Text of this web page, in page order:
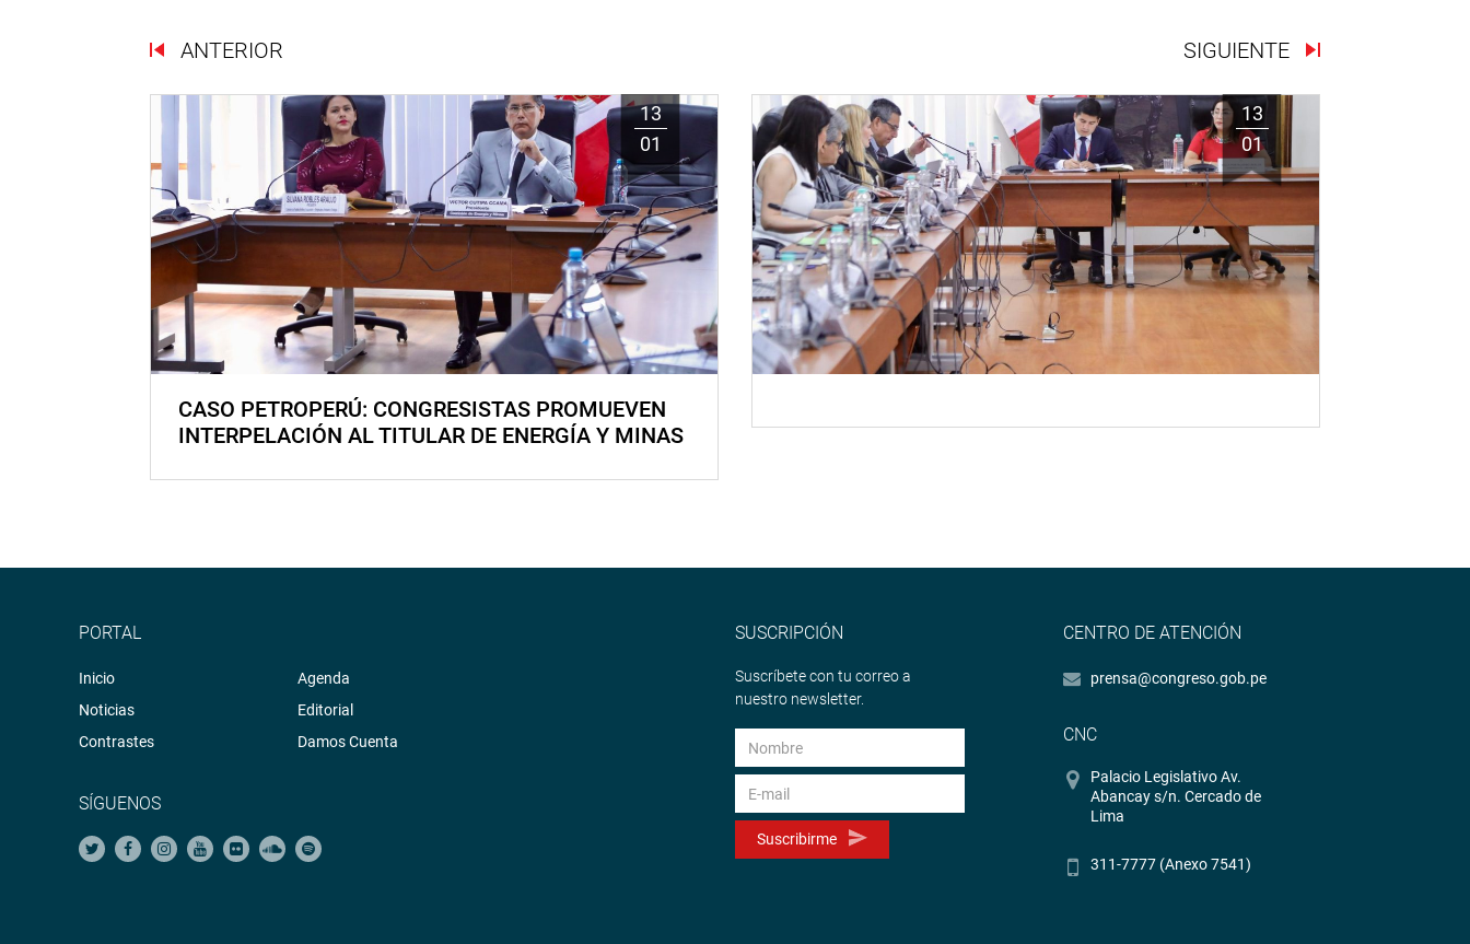
ANTERIOR SIGUIENTE
13
01
CASO PETROPERÚ: CONGRESISTAS PROMUEVEN
INTERPELACIÓN AL TITULAR DE ENERGÍA Y MINAS
13
01
PORTAL
Inicio
Noticias
Contrastes
Agenda
Editorial
Damos Cuenta
SÍGUENOS
SUSCRIPCIÓN
Suscríbete con tu correo a
nuestro newsletter.
Suscribirme
CENTRO DE ATENCIÓN
prensa@congreso.gob.pe
CNC
Palacio Legislativo Av.
Abancay s/n. Cercado de
Lima
311-7777 (Anexo 7541)